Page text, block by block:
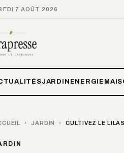
7 AOÛT 2026
JARDIN ENERGIE
› JARDIN › CULTIVEZ LE